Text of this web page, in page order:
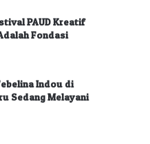
PAUD Kreatif
Fondasi
Indou di
Sedang Melayani